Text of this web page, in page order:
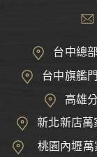
台中總
台中旗艦
高雄
新北新店萬
桃園內壢